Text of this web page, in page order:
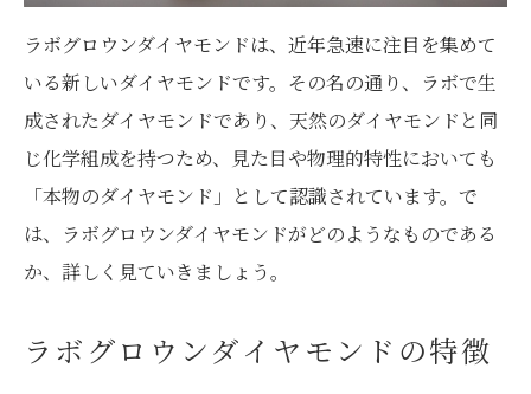
ラボグロウンダイヤモンドは、近年急速に注目を集めて
いる新しいダイヤモンドです。その名の通り、ラボで生
成されたダイヤモンドであり、天然のダイヤモンドと同
じ化学組成を持つため、見た目や物理的特性においても
「本物のダイヤモンド」として認識されています。で
は、ラボグロウンダイヤモンドがどのようなものである
か、詳しく見ていきましょう。
ラボグロウンダイヤモンドの特徴